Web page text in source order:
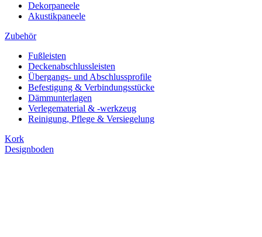
Dekorpaneele
Akustikpaneele
Zubehör
Fußleisten
Deckenabschlussleisten
Übergangs- und Abschlussprofile
Befestigung & Verbindungsstücke
Dämmunterlagen
Verlegematerial & -werkzeug
Reinigung, Pflege & Versiegelung
Kork
Designboden